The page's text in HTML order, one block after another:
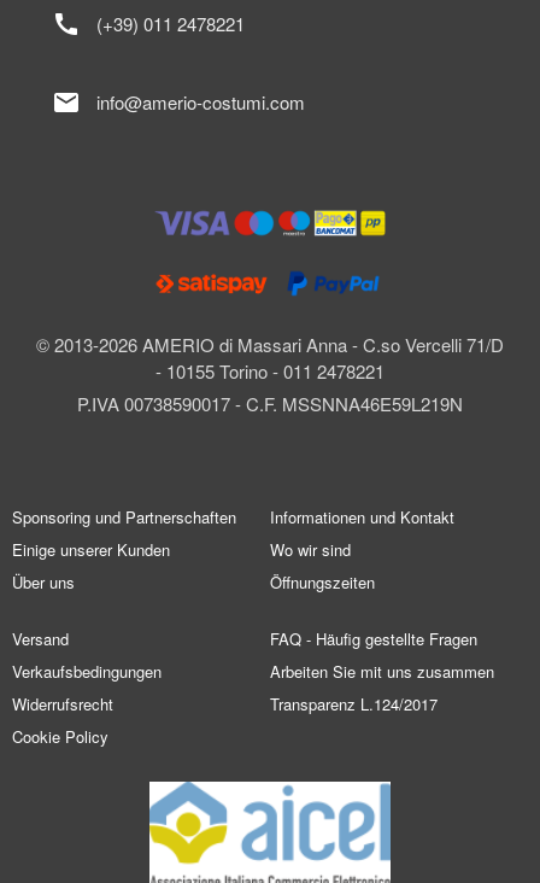
© 2013-2026 AMERIO di Massari Anna - C.so Vercelli 71/D
- 10155 Torino - 011 2478221
P.IVA 00738590017 - C.F. MSSNNA46E59L219N
call (+39) 011 2478221
mail info@amerio-costumi.com
Sponsoring und Partnerschaften
Einige unserer Kunden
Über uns
Informationen und Kontakt
Wo wir sind
Öffnungszeiten
Versand
Verkaufsbedingungen
Widerrufsrecht
Cookie Policy
FAQ - Häufig gestellte Fragen
Arbeiten Sie mit uns zusammen
Transparenz L.124/2017